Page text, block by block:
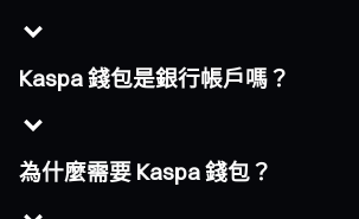
Kaspa 錢包是銀行帳戶嗎？
為什麼需要 Kaspa 錢包？